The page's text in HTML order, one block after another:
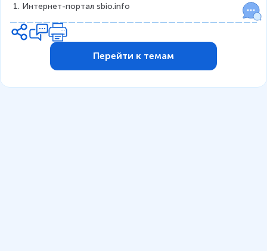
Интернет-портал sbio.info
Перейти к темам